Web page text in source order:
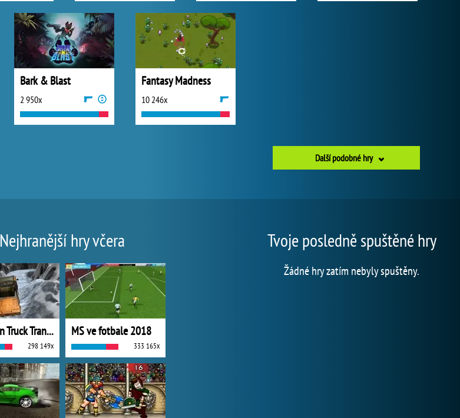
Bark & Blast
2 950x
Fantasy Madness
10 246x
Další podobné hry
Nejhranější hry včera
Mountain Truck Transport
298 149x
MS ve fotbale 2018
333 165x
Tvoje posledně spuštěné hry
Žádné hry zatím nebyly spuštěny.